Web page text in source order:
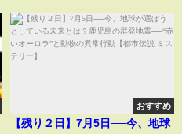
泡泡短劇
おすすめ
【残り２日】7月5日──今、地球